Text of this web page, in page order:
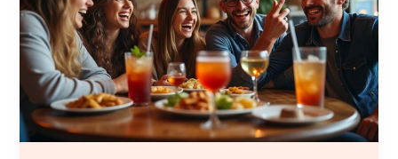
drôles
pour
adultes
à
découvrir